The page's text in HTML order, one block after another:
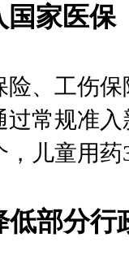
国家医保
、工伤
过常规准
，儿童用药
低部分